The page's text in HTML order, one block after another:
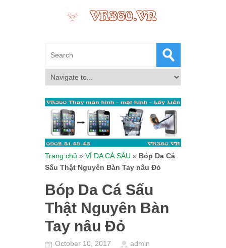
Trang chủ » VÍ DA CÁ SẤU » Bóp Da Cá
Sấu Thật Nguyên Bàn Tay nâu Đỏ
Bóp Da Cá Sấu
Thật Nguyên Bàn
Tay nâu Đỏ
October 10, 2017 admin